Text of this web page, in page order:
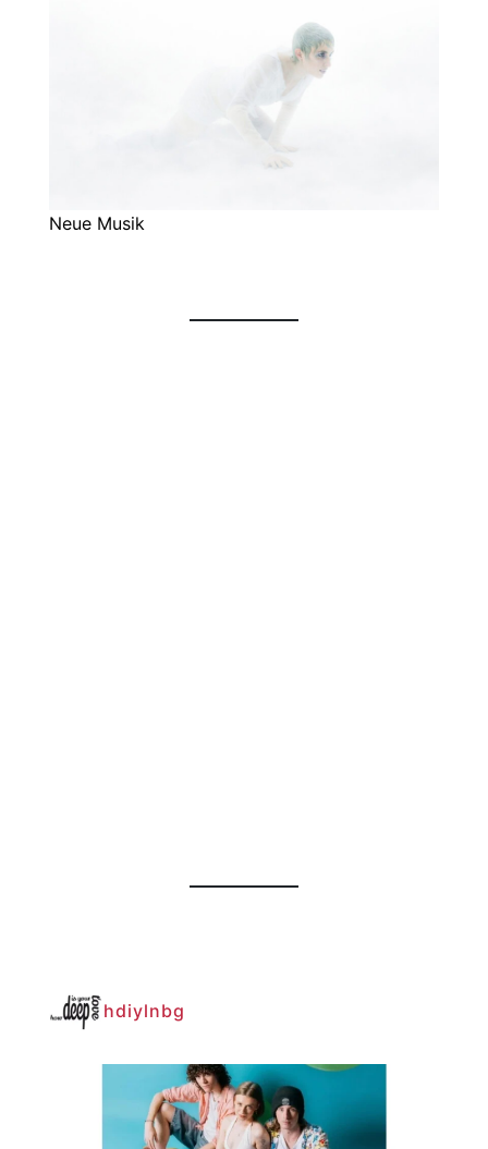
Neue Musik
hdiylnbg